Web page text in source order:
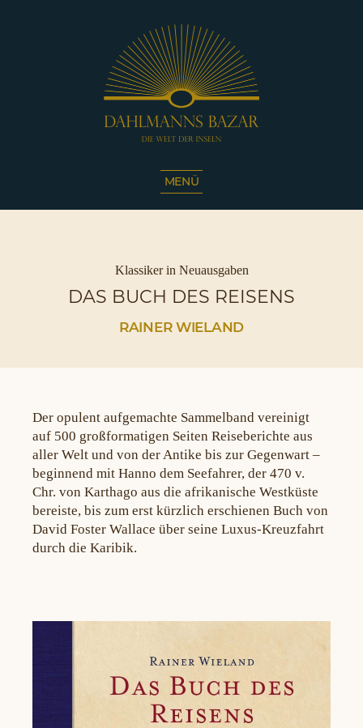
Die
Inseln
|
Café
Sassnitz
MENÜ
Kategorien
Klassiker in Neuausgaben
DAS BUCH DES REISENS
RAINER WIELAND
Der opulent aufgemachte Sammelband vereinigt
auf 500 großformatigen Seiten Reiseberichte aus
aller Welt und von der Antike bis zur Gegenwart –
beginnend mit Hanno dem Seefahrer, der 470 v.
Chr. von Karthago aus die afrikanische Westküste
bereiste, bis zum erst kürzlich erschienen Buch von
David Foster Wallace über seine Luxus-Kreuzfahrt
durch die Karibik.